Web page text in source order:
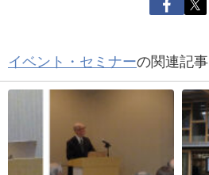
イベント・セミナーの関連記事